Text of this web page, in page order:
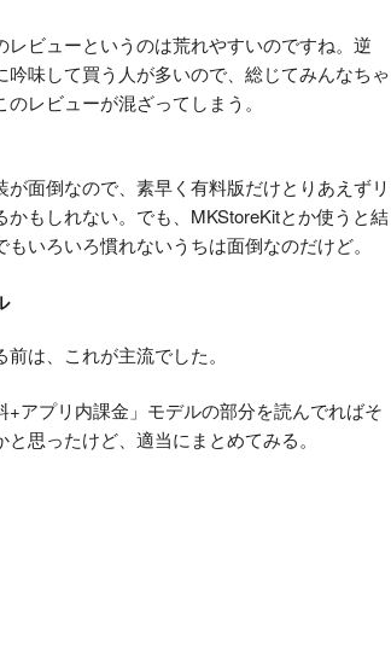
レビューというのは荒れやすいのですね。逆
味して買う人が多いので、総じてみんなちゃ
レビューが混ざってしまう。
面倒なので、素早く有料版だけとりあえずリ
かもしれない。でも、MKStoreKitとか使うと結
いろいろ慣れないうちは面倒なのだけど。
は、これが主流でした。
+アプリ内課金」モデルの部分を読んでればそ
思ったけど、適当にまとめてみる。